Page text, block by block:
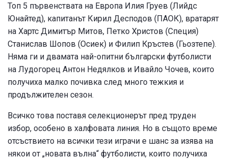
Топ 5 първенствата на Европа Илия Груев (Лийдс
Юнайтед), капитанът Кирил Десподов (ПАОК), вратарят
на Хартс Димитър Митов, Петко Христов (Специя)
Станислав Шопов (Осиек) и Филип Кръстев (Гьозтепе).
Няма ги и двамата най-опитни български футболисти
на Лудогорец Антон Недялков и Ивайло Чочев, които
получиха малко почивка след много тежкия и
продължителен сезон.
Всичко това поставя селекционерът пред труден
избор, особено в халфовата линия. Но в същото време
отсъствието на всички тези играчи е шанс за изява на
някои от „новата вълна“ футболисти, които получиха